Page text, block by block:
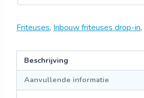
Friteuses, Inbouw friteuses drop-in,
Beschrijving
Aanvullende informatie